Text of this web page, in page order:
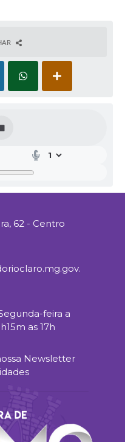
SOBERANO
04
Econômico do vento
Dados Objetivos
e os Impactos
Local
e Turismo
62 - Centro
feira a
as 17h
Newsletter